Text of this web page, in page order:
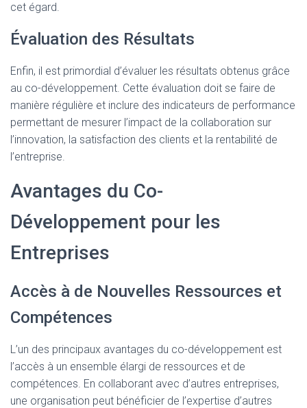
cet égard.
Évaluation des Résultats
Enfin, il est primordial d’évaluer les résultats obtenus grâce
au co-développement. Cette évaluation doit se faire de
manière régulière et inclure des indicateurs de performance
permettant de mesurer l’impact de la collaboration sur
l’innovation, la satisfaction des clients et la rentabilité de
l’entreprise.
Avantages du Co-
Développement pour les
Entreprises
Accès à de Nouvelles Ressources et
Compétences
L’un des principaux avantages du co-développement est
l’accès à un ensemble élargi de ressources et de
compétences. En collaborant avec d’autres entreprises,
une organisation peut bénéficier de l’expertise d’autres